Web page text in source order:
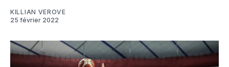
KILLIAN VEROVE
25 février 2022